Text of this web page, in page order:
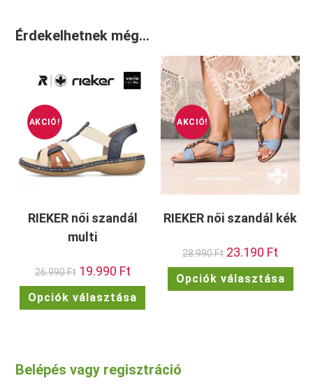
Érdekelhetnek még…
AKCIÓ!
RIEKER női szandál
multi
26.990Ft Original
price
was:
26.990 Ft.
19.990 FtCurrent
price
is:
19.990 Ft.
Opciók választása
Ennek
terméknek
a
termékoldalon
AKCIÓ!
RIEKER női szandál kék
28.990Ft Original
price
was:
28.990 Ft.
23.190 Ft
is:
23.190
Opciók választása
Belépés vagy regisztráció